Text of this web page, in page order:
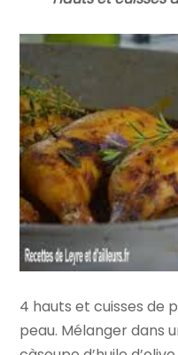
4 hauts et cuisses de
peau. Mélanger dans